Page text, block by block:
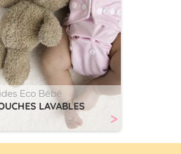
Eco Bébé
LAVABLES
>